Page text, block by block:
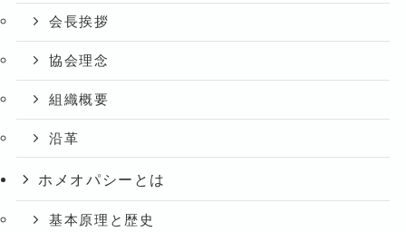
会長挨拶
協会理念
組織概要
沿革
ホメオパシーとは
基本原理と歴史